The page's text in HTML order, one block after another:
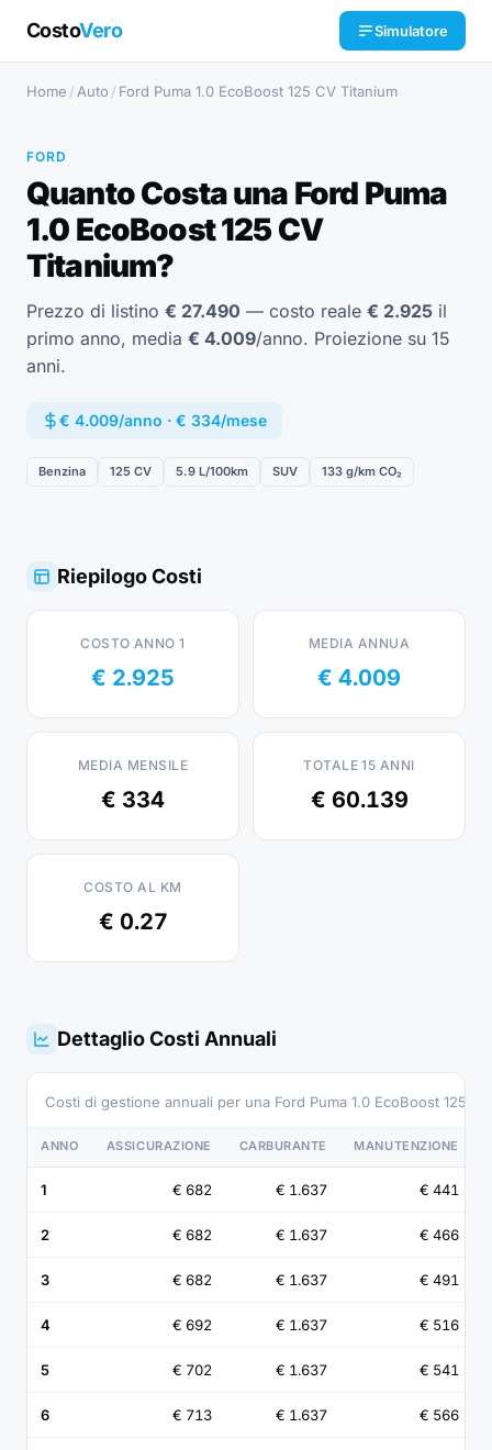
CostoVero Simulatore
Home / Auto / Ford Puma 1.0 EcoBoost 125 CV Titanium
FORD
Quanto Costa una Ford Puma
1.0 EcoBoost 125 CV
Titanium?
Prezzo di listino € 27.490 — costo reale € 2.925 il
primo anno, media € 4.009/anno. Proiezione su 15
anni.
€ 4.009/anno · € 334/mese
Benzina 125 CV 5.9 L/100km SUV 133 g/km CO₂
Riepilogo Costi
COSTO ANNO 1
€ 2.925
MEDIA ANNUA
€ 4.009
MEDIA MENSILE
€ 334
TOTALE 15 ANNI
€ 60.139
COSTO AL KM
€ 0.27
Dettaglio Costi Annuali
Costi di gestione annuali per una Ford Puma 1.0 EcoBoost 125
ANNO ASSICURAZIONE CARBURANTE MANUTENZIONE
1 € 682 € 1.637 € 441
2 € 682 € 1.637 € 466
3 € 682 € 1.637 € 491
4 € 692 € 1.637 € 516
5 € 702 € 1.637 € 541
6 € 713 € 1.637 € 566